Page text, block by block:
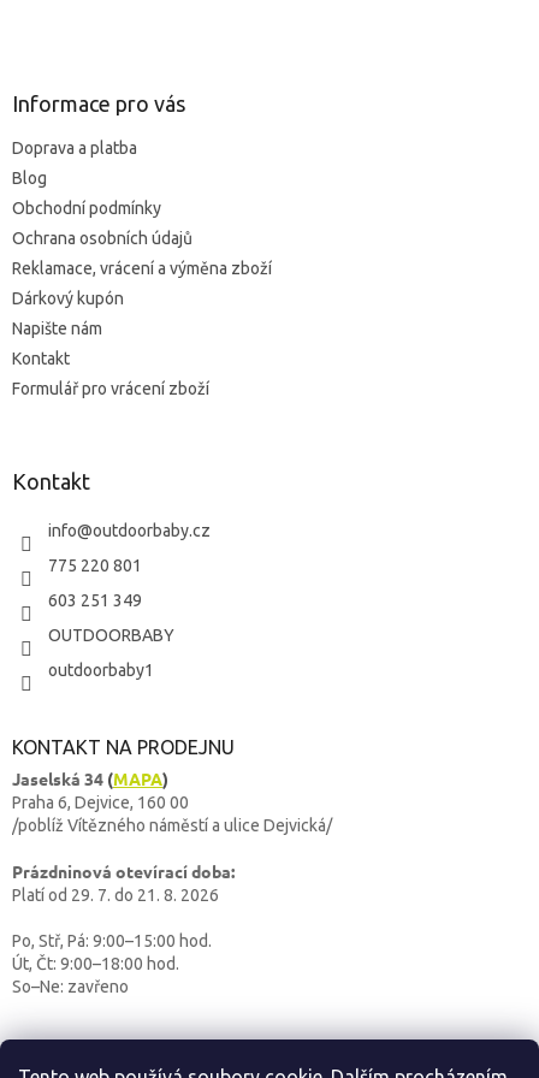
Informace pro vás
Doprava a platba
Blog
Obchodní podmínky
Ochrana osobních údajů
Reklamace, vrácení a výměna zboží
Dárkový kupón
Napište nám
Kontakt
Formulář pro vrácení zboží
Kontakt
info@outdoorbaby.cz
775 220 801
603 251 349
OUTDOORBABY
outdoorbaby1
KONTAKT NA PRODEJNU
Jaselská 34 (MAPA)
Praha 6, Dejvice, 160 00
/poblíž Vítězného náměstí a ulice Dejvická/
Prázdninová otevírací doba:
Platí od 29. 7. do 21. 8. 2026
Po, Stř, Pá: 9:00–15:00 hod.
Út, Čt: 9:00–18:00 hod.
So–Ne: zavřeno